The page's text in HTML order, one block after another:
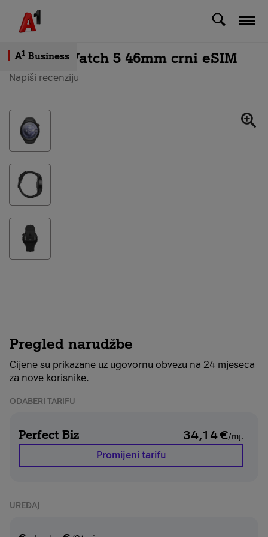
A1 Business
Svi uređaji
Huawei Watch 5 46mm crni eSIM
Napiši recenziju
Pregled narudžbe
Cijene su prikazane uz ugovornu obvezu na 24 mjeseca
za nove korisnike.
ODABERI TARIFU
Perfect Biz 34,14€/mj.
Promijeni tarifu
UREĐAJ